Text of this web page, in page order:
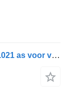
BPW SHBM 9010 ECO Plus 2 27.58.617.021 as voor vrachtwagen